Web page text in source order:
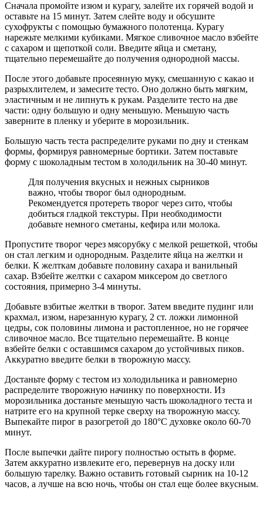
Сначала промойте изюм и курагу, залейте их горячей водой и
оставьте на 15 минут. Затем слейте воду и обсушите
сухофрукты с помощью бумажного полотенца. Курагу
нарежьте мелкими кубиками. Мягкое сливочное масло взбейте
с сахаром и щепоткой соли. Введите яйца и сметану,
тщательно перемешайте до получения однородной массы.
После этого добавьте просеянную муку, смешанную с какао и
разрыхлителем, и замесите тесто. Оно должно быть мягким,
эластичным и не липнуть к рукам. Разделите тесто на две
части: одну большую и одну меньшую. Меньшую часть
заверните в пленку и уберите в морозильник.
Большую часть теста распределите руками по дну и стенкам
формы, формируя равномерные бортики. Затем поставьте
форму с шоколадным тестом в холодильник на 30-40 минут.
Для получения вкусных и нежных сырников
важно, чтобы творог был однородным.
Рекомендуется протереть творог через сито, чтобы
добиться гладкой текстуры. При необходимости
добавьте немного сметаны, кефира или молока.
Пропустите творог через мясорубку с мелкой решеткой, чтобы
он стал легким и однородным. Разделите яйца на желтки и
белки. К желткам добавьте половину сахара и ванильный
сахар. Взбейте желтки с сахаром миксером до светлого
состояния, примерно 3-4 минуты.
Добавьте взбитые желтки в творог. Затем введите пудинг или
крахмал, изюм, нарезанную курагу, 2 ст. ложки лимонной
цедры, сок половины лимона и растопленное, но не горячее
сливочное масло. Все тщательно перемешайте. В конце
взбейте белки с оставшимся сахаром до устойчивых пиков.
Аккуратно введите белки в творожную массу.
Достаньте форму с тестом из холодильника и равномерно
распределите творожную начинку по поверхности. Из
морозильника достаньте меньшую часть шоколадного теста и
натрите его на крупной терке сверху на творожную массу.
Выпекайте пирог в разогретой до 180°С духовке около 60-70
минут.
После выпечки дайте пирогу полностью остыть в форме.
Затем аккуратно извлеките его, перевернув на доску или
большую тарелку. Важно оставить готовый сырник на 10-12
часов, а лучше на всю ночь, чтобы он стал еще более вкусным.